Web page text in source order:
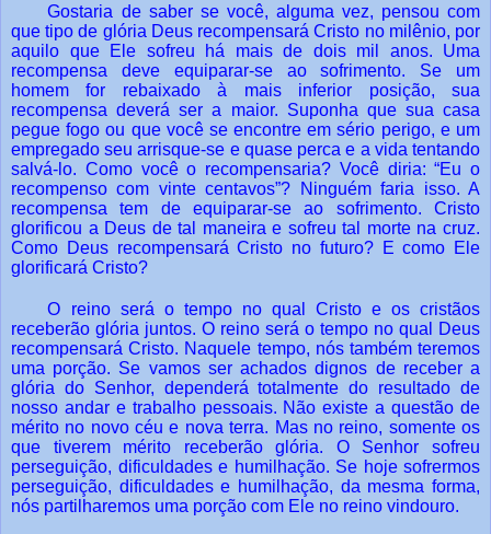
Gostaria de saber se você, alguma vez, pensou com
que tipo de glória Deus recompensará Cristo no milênio, por
aquilo que Ele sofreu há mais de dois mil anos. Uma
recompensa deve equiparar-se ao sofrimento. Se um
homem for rebaixado à mais inferior posição, sua
recompensa deverá ser a maior. Suponha que sua casa
pegue fogo ou que você se encontre em sério perigo, e um
empregado seu arrisque-se e quase perca e a vida tentando
salvá-lo. Como você o recompensaria? Você diria: “Eu o
recompenso com vinte centavos”? Ninguém faria isso. A
recompensa tem de equiparar-se ao sofrimento. Cristo
glorificou a Deus de tal maneira e sofreu tal morte na cruz.
Como Deus recompensará Cristo no futuro? E como Ele
glorificará Cristo?
O reino será o tempo no qual Cristo e os cristãos
receberão glória juntos. O reino será o tempo no qual Deus
recompensará Cristo. Naquele tempo, nós também teremos
uma porção. Se vamos ser achados dignos de receber a
glória do Senhor, dependerá totalmente do resultado de
nosso andar e trabalho pessoais. Não existe a questão de
mérito no novo céu e nova terra. Mas no reino, somente os
que tiverem mérito receberão glória. O Senhor sofreu
perseguição, dificuldades e humilhação. Se hoje sofrermos
perseguição, dificuldades e humilhação, da mesma forma,
nós partilharemos uma porção com Ele no reino vindouro.